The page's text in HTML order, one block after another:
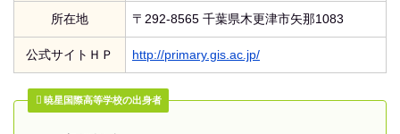
所在地 〒292-8565 千葉県木更津市矢那1083
公式サイトＨＰ http://primary.gis.ac.jp/
暁星国際高等学校の出身者